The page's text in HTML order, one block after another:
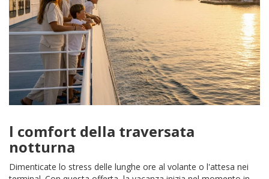
l comfort della traversata
notturna
Dimenticate lo stress delle lunghe ore al volante o l'attesa nei